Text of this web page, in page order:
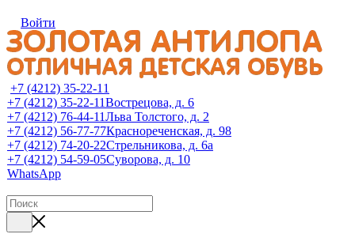
Войти
+7 (4212) 35-22-11
+7 (4212) 35-22-11Вострецова, д. 6
+7 (4212) 76-44-11Льва Толстого, д. 2
+7 (4212) 56-77-77Краснореченская, д. 98
+7 (4212) 74-20-22Стрельникова, д. 6а
+7 (4212) 54-59-05Суворова, д. 10
WhatsApp